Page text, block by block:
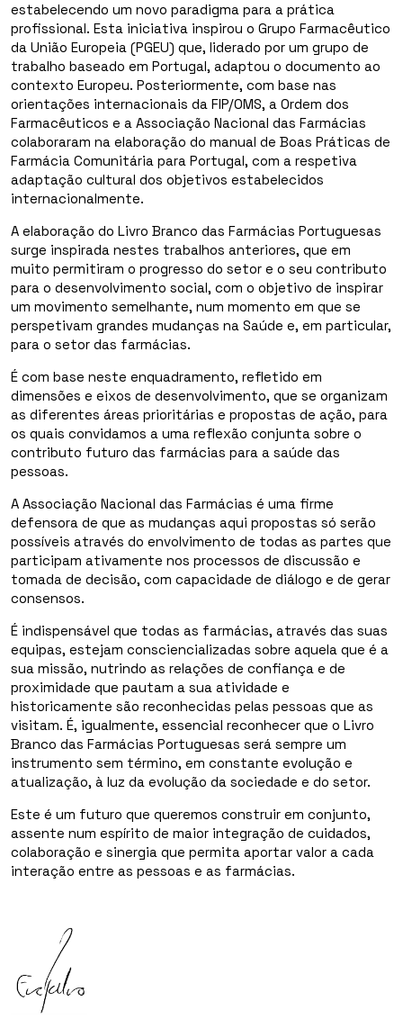
estabelecendo um novo paradigma para a prática
profissional. Esta iniciativa inspirou o Grupo Farmacêutico
da União Europeia (PGEU) que, liderado por um grupo de
trabalho baseado em Portugal, adaptou o documento ao
contexto Europeu. Posteriormente, com base nas
orientações internacionais da FIP/OMS, a Ordem dos
Farmacêuticos e a Associação Nacional das Farmácias
colaboraram na elaboração do manual de Boas Práticas de
Farmácia Comunitária para Portugal, com a respetiva
adaptação cultural dos objetivos estabelecidos
internacionalmente.
A elaboração do Livro Branco das Farmácias Portuguesas
surge inspirada nestes trabalhos anteriores, que em
muito permitiram o progresso do setor e o seu contributo
para o desenvolvimento social, com o objetivo de inspirar
um movimento semelhante, num momento em que se
perspetivam grandes mudanças na Saúde e, em particular,
para o setor das farmácias.
É com base neste enquadramento, refletido em
dimensões e eixos de desenvolvimento, que se organizam
as diferentes áreas prioritárias e propostas de ação, para
os quais convidamos a uma reflexão conjunta sobre o
contributo futuro das farmácias para a saúde das
pessoas.
A Associação Nacional das Farmácias é uma firme
defensora de que as mudanças aqui propostas só serão
possíveis através do envolvimento de todas as partes que
participam ativamente nos processos de discussão e
tomada de decisão, com capacidade de diálogo e de gerar
consensos.
É indispensável que todas as farmácias, através das suas
equipas, estejam consciencializadas sobre aquela que é a
sua missão, nutrindo as relações de confiança e de
proximidade que pautam a sua atividade e
historicamente são reconhecidas pelas pessoas que as
visitam. É, igualmente, essencial reconhecer que o Livro
Branco das Farmácias Portuguesas será sempre um
instrumento sem término, em constante evolução e
atualização, à luz da evolução da sociedade e do setor.
Este é um futuro que queremos construir em conjunto,
assente num espírito de maior integração de cuidados,
colaboração e sinergia que permita aportar valor a cada
interação entre as pessoas e as farmácias.